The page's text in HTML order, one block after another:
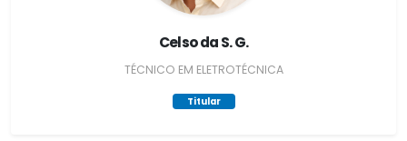
Celso da S. G.
TÉCNICO EM ELETROTÉCNICA
Titular